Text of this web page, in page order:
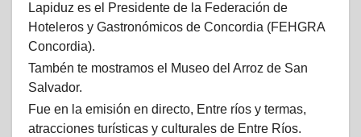
Lapiduz es el Presidente de la Federación de
Hoteleros y Gastronómicos de Concordia (FEHGRA
Concordia).
Tambén te mostramos el Museo del Arroz de San
Salvador.
Fue en la emisión en directo, Entre ríos y termas,
atracciones turísticas y culturales de Entre Ríos.